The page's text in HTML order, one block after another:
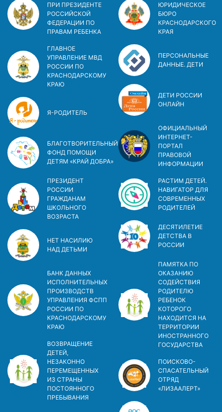
ПРИ ПРЕЗИДЕНТЕ
РОССИЙСКОЙ
ФЕДЕРАЦИИ ПО
ПРАВАМ РЕБЕНКА
ГЛАВНОЕ
УПРАВЛЕНИЕ МВД
РОССИИ ПО
КРАСНОДАРСКОМУ
КРАЮ
Я-РОДИТЕЛЬ
БЛАГОТВОРИТЕЛЬНЫЙ
ФОНД ПОМОЩИ
ДЕТЯМ «КРАЙ ДОБРА»
ПРЕЗИДЕНТ
РОССИИ
ГРАЖДАНАМ
ШКОЛЬНОГО
ВОЗРАСТА
НЕТ НАСИЛИЮ
НАД ДЕТЬМИ
БАНК ДАННЫХ
ИСПОЛНИТЕЛЬНЫХ
ПРОИЗВОДСТВ
УПРАВЛЕНИЯ ФСПП
РОССИИ ПО
КРАСНОДАРСКОМУ
КРАЮ
ВОЗВРАЩЕНИЕ
ДЕТЕЙ,
НЕЗАКОННО
ПЕРЕМЕЩЕННЫХ
ИЗ СТРАНЫ
ПОСТОЯННОГО
ПРЕБЫВАНИЯ
ЮРИДИЧЕСКОЕ
БЮРО
КРАСНОДАРСКОГО
КРАЯ
ПЕРСОНАЛЬНЫЕ
ДАННЫЕ. ДЕТИ
ДЕТИ РОССИИ
ОНЛАЙН
ОФИЦИАЛЬНЫЙ
ИНТЕРНЕТ-
ПОРТАЛ
ПРАВОВОЙ
ИНФОРМАЦИИ
РАСТИМ ДЕТЕЙ.
НАВИГАТОР ДЛЯ
СОВРЕМЕННЫХ
РОДИТЕЛЕЙ
ДЕСЯТИЛЕТИЕ
ДЕТСТВА В
РОСCИИ
ПАМЯТКА ПО
ОКАЗАНИЮ
СОДЕЙСТВИЯ
РОДИТЕЛЮ
РЕБЕНОК
КОТОРОГО
НАХОДИТСЯ НА
ТЕРРИТОРИИ
ИНОСТРАННОГО
ГОСУДАРСТВА
ПОИСКОВО-
СПАСАТЕЛЬНЫЙ
ОТРЯД
«ЛИЗААЛЕРТ»